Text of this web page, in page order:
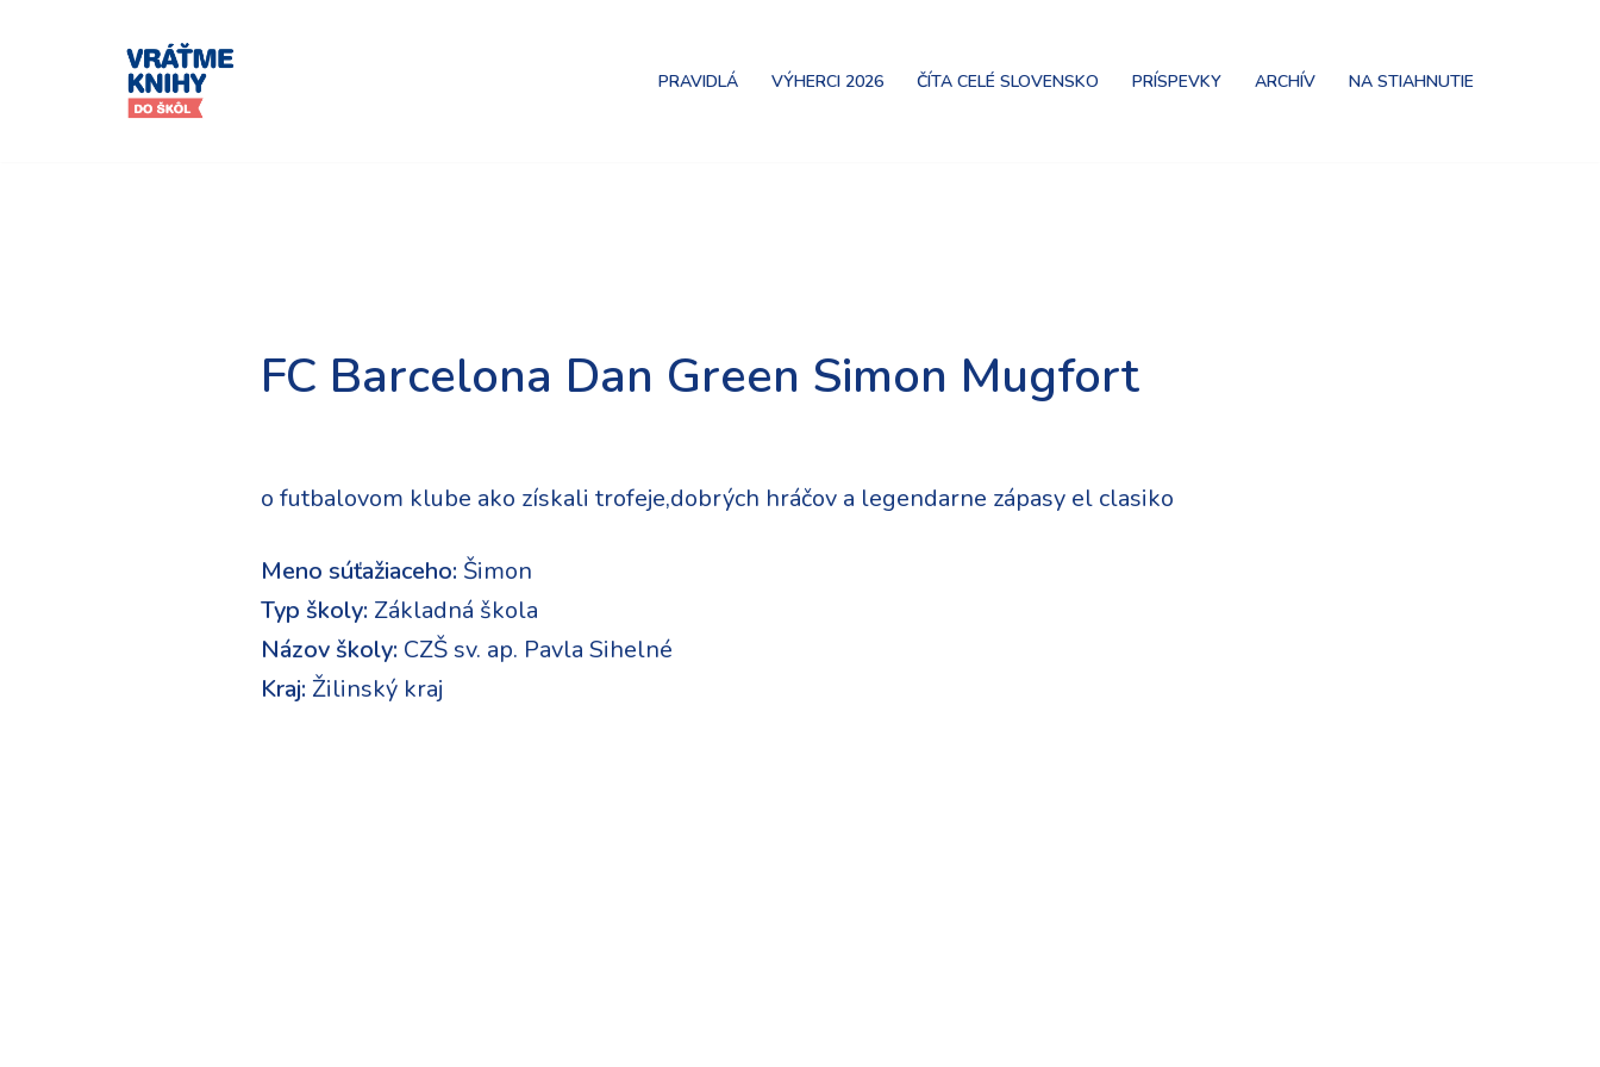
PRAVIDLÁ VÝHERCI 2026 ČÍTA CELÉ SLOVENSKO PRÍSPEVKY ARCHÍV NA STIAHNUTIE
FC Barcelona Dan Green Simon Mugfort
o futbalovom klube ako získali trofeje,dobrých hráčov a legendarne zápasy el clasiko
Meno súťažiaceho: Šimon
Typ školy: Základná škola
Názov školy: CZŠ sv. ap. Pavla Sihelné
Kraj: Žilinský kraj